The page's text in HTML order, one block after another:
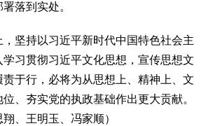
落到实处。
持以习近平新时代中国特色社会主
学习贯彻习近平文化思想，宣传思想文
于行，必将为从思想上、精神上、文
、夯实党的执政基础作出更大贡献。
、王明玉、冯家顺）